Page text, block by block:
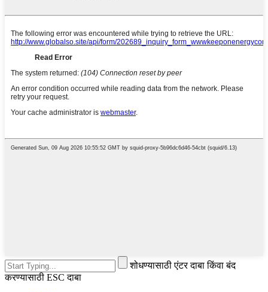
शोधण्यासाठी एंटर दाबा किंवा बंद
करण्यासाठी ESC दाबा